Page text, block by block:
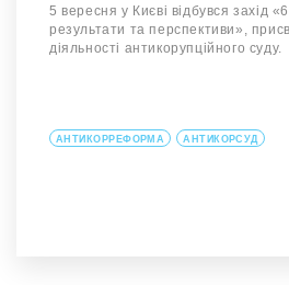
5 вересня у Києві відбувся захід
результати та перспективи»,
діяльності антикорупційного суду.
АНТИКОРРЕФОРМА АНТИКОРСУД